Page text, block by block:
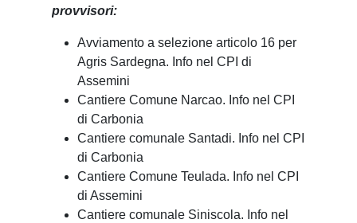
provvisori:
Avviamento a selezione articolo 16 per
Agris Sardegna. Info nel CPI di
Assemini
Cantiere Comune Narcao. Info nel CPI
di Carbonia
Cantiere comunale Santadi. Info nel CPI
di Carbonia
Cantiere Comune Teulada. Info nel CPI
di Assemini
Cantiere comunale Siniscola. Info nel